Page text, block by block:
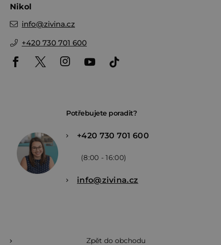
Nikol
info@zivina.cz
+420 730 701 600
Potřebujete poradit?
+420 730 701 600
(8:00 - 16:00)
info@zivina.cz
Zpět do obchodu